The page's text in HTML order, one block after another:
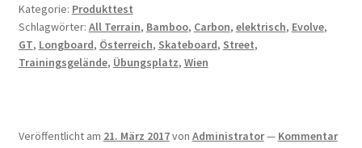
Kategorie: Produkttest
Schlagwörter: All Terrain, Bamboo, Carbon, elektrisch, Evolve,
GT, Longboard, Österreich, Skateboard, Street,
Trainingsgelände, Übungsplatz, Wien
Veröffentlicht am 21. März 2017von Administrator— Kommentar